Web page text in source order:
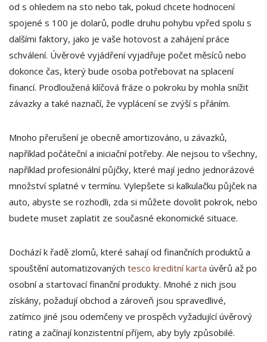
od s ohledem na sto nebo tak, pokud chcete hodnocení
spojené s 100 je dolarů, podle druhu pohybu vpřed spolu s
dalšími faktory, jako je vaše hotovost a zahájení práce
schválení. Úvěrové vyjádření vyjadřuje počet měsíců nebo
dokonce čas, který bude osoba potřebovat na splacení
financí. Prodloužená klíčová fráze o pokroku by mohla snížit
závazky a také naznačí, že vyplácení se zvýší s přáním.
Mnoho přerušení je obecně amortizováno, u závazků,
například počáteční a iniciační potřeby. Ale nejsou to všechny,
například profesionální půjčky, které mají jedno jednorázové
množství splatné v termínu. Vylepšete si kalkulačku půjček na
auto, abyste se rozhodli, zda si můžete dovolit pokrok, nebo
budete muset zaplatit ze současné ekonomické situace.
Dochází k řadě zlomů, které sahají od finančních produktů a
spouštění automatizovaných tesco kreditní karta úvěrů až po
osobní a startovací finanční produkty. Mnohé z nich jsou
získány, požadují obchod a zároveň jsou spravedlivé,
zatímco jiné jsou odemčeny ve prospěch vyžadující úvěrový
rating a začínají konzistentní příjem, aby byly způsobilé.